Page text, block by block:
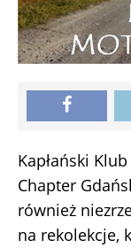
Kapłański
Chapter
również
na rekolekcje,